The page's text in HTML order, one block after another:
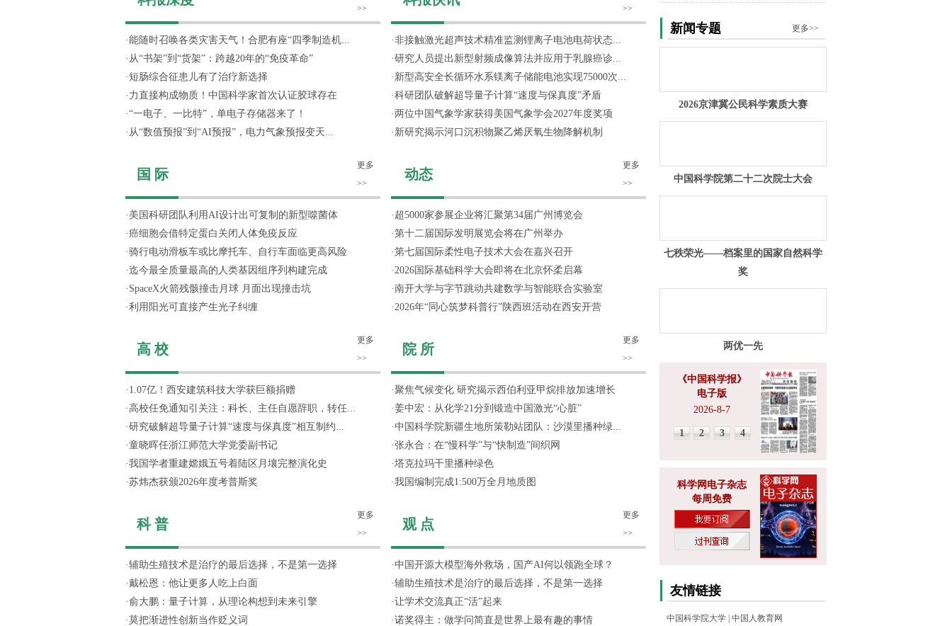
>>
·能随时召唤各类灾害天气！合肥有座“四季制造机...
· 从“书架”到“货架”：跨越20年的“免疫革命”
· 短肠综合征患儿有了治疗新选择
· 力直接构成物质！中国科学家首次认证胶球存在
·“一电子、一比特”，单电子存储器来了！
· 从“数值预报”到“AI预报”，电力气象预报变天...
国 际
更多
>>
· 美国科研团队利用AI设计出可复制的新型噬菌体
·癌细胞会借特定蛋白关闭人体免疫反应
·骑行电动滑板车或比摩托车、自行车面临更高风险
·迄今最全质量最高的人类基因组序列构建完成
· SpaceX火箭残骸撞击月球 月面出现撞击坑
·利用阳光可直接产生光子纠缠
高 校
更多
>>
· 1.07亿！西安建筑科技大学获巨额捐赠
· 高校任免通知引关注：科长、主任自愿辞职，转任...
·研究破解超导量子计算“速度与保真度”相互制约...
·童晓晖任浙江师范大学党委副书记
·我国学者重建嫦娥五号着陆区月壤完整演化史
·苏炜杰获颁2026年度考普斯奖
科 普
更多
>>
·辅助生殖技术是治疗的最后选择，不是第一选择
·戴松恩：他让更多人吃上白面
·俞大鹏：量子计算，从理论构想到未来引擎
·莫把渐进性创新当作贬义词
>>
·非接触激光超声技术精准监测锂离子电池电荷状态...
·研究人员提出新型射频成像算法并应用于乳腺癌诊...
· 新型高安全长循环水系镁离子储能电池实现75000次...
·科研团队破解超导量子计算“速度与保真度”矛盾
· 两位中国气象学家获得美国气象学会2027年度奖项
· 新研究揭示河口沉积物聚乙烯厌氧生物降解机制
动态
更多
>>
· 超5000家参展企业将汇聚第34届广州博览会
·第十二届国际发明展览会将在广州举办
·第七届国际柔性电子技术大会在嘉兴召开
·2026国际基础科学大会即将在北京怀柔启幕
·南开大学与字节跳动共建数学与智能联合实验室
·2026年“同心筑梦科普行”陕西班活动在西安开营
院 所
更多
>>
·聚焦气候变化 研究揭示西伯利亚甲烷排放加速增长
·姜中宏：从化学21分到锻造中国激光“心脏”
·中国科学院新疆生地所策勒站团队：沙漠里播种绿...
·张永合：在“慢科学”与“快制造”间织网
·塔克拉玛干里播种绿色
·我国编制完成1:500万全月地质图
观 点
更多
>>
·中国开源大模型海外救场，国产AI何以领跑全球？
·辅助生殖技术是治疗的最后选择，不是第一选择
·让学术交流真正“活”起来
·诺奖得主：做学问简直是世界上最有趣的事情
新闻专题 更多>>
2026京津冀公民科学素质大赛
中国科学院第二十二次院士大会
七秩荣光——档案里的国家自然科学
奖
两优一先
《中国科学报》
电子版
2026-8-7
1 2 3 4
科学网电子杂志
每周免费
友情链接
中国科学院大学 中国人教育网